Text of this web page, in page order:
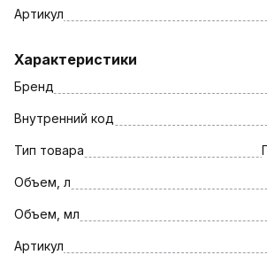
Артикул
Характеристики
Бренд
Внутренний код
Тип товара
Объем, л
Объем, мл
Артикул